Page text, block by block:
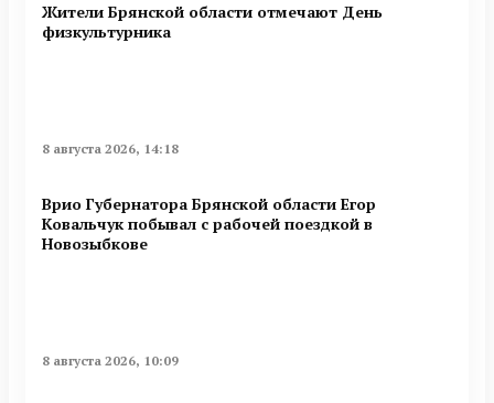
Жители Брянской области отмечают День
физкультурника
8 августа 2026, 14:18
Врио Губернатора Брянской области Егор
Ковальчук побывал с рабочей поездкой в
Новозыбкове
8 августа 2026, 10:09